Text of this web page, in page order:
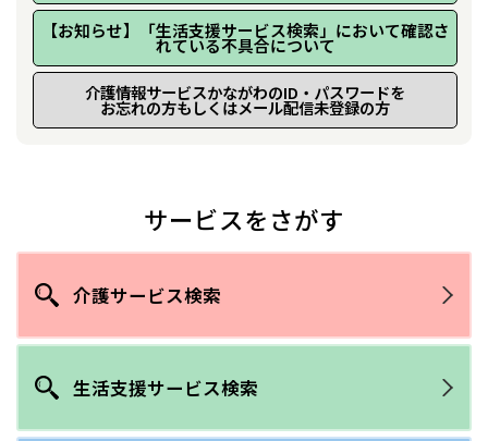
【お知らせ】「生活支援サービス検索」において確認さ
れている不具合について
介護情報サービスかながわのID・パスワードを
お忘れの方もしくはメール配信未登録の方
サービスをさがす
介護サービス検索
生活支援サービス検索